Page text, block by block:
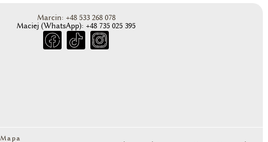
Marcin: +48 533 268 078
Maciej (WhatsApp): +48 735 025 395
Mapa